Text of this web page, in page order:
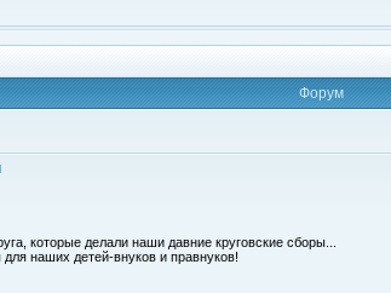
Форум
которые делали наши давние круговские сборы...
наших детей-внуков и правнуков!